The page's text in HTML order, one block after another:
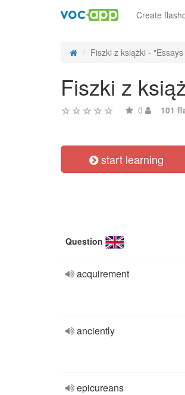
Create
Fiszki z książki -
Fiszki z
0 101
start learning
Question
acquirement
anciently
epicureans